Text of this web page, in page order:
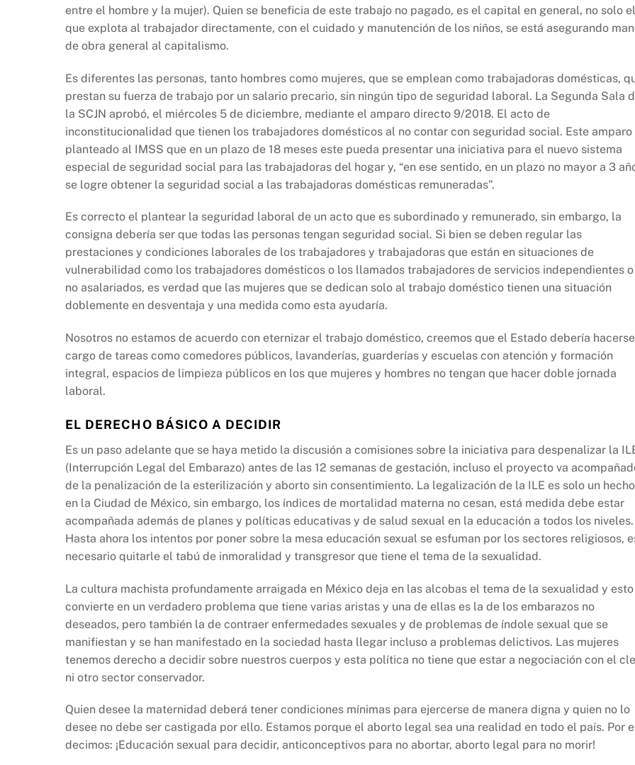
entre el hombre y la mujer). Quien se beneficia de este trabajo no pagado, es el capital en general, no solo el
que explota al trabajador directamente, con el cuidado y manutención de los niños, se está asegurando
de obra general al capitalismo.
Es diferentes las personas, tanto hombres como mujeres, que se emplean como trabajadoras domésticas,
prestan su fuerza de trabajo por un salario precario, sin ningún tipo de seguridad laboral. La Segunda Sala
la SCJN aprobó, el miércoles 5 de diciembre, mediante el amparo directo 9/2018. El acto de
inconstitucionalidad que tienen los trabajadores domésticos al no contar con seguridad social. Este amparo
planteado al IMSS que en un plazo de 18 meses este pueda presentar una iniciativa para el nuevo sistema
especial de seguridad social para las trabajadoras del hogar y, “en ese sentido, en un plazo no mayor a 3
se logre obtener la seguridad social a las trabajadoras domésticas remuneradas”.
Es correcto el plantear la seguridad laboral de un acto que es subordinado y remunerado, sin embargo, la
consigna debería ser que todas las personas tengan seguridad social. Si bien se deben regular las
prestaciones y condiciones laborales de los trabajadores y trabajadoras que están en situaciones de
vulnerabilidad como los trabajadores domésticos o los llamados trabajadores de servicios independientes o
no asalariados, es verdad que las mujeres que se dedican solo al trabajo doméstico tienen una situación
doblemente en desventaja y una medida como esta ayudaría.
Nosotros no estamos de acuerdo con eternizar el trabajo doméstico, creemos que el Estado debería hacerse
cargo de tareas como comedores públicos, lavanderías, guarderías y escuelas con atención y formación
integral, espacios de limpieza públicos en los que mujeres y hombres no tengan que hacer doble jornada
laboral.
EL DERECHO BÁSICO A DECIDIR
Es un paso adelante que se haya metido la discusión a comisiones sobre la iniciativa para despenalizar la
(Interrupción Legal del Embarazo) antes de las 12 semanas de gestación, incluso el proyecto va
de la penalización de la esterilización y aborto sin consentimiento. La legalización de la ILE es solo un hecho
en la Ciudad de México, sin embargo, los índices de mortalidad materna no cesan, está medida debe estar
acompañada además de planes y políticas educativas y de salud sexual en la educación a todos los niveles.
Hasta ahora los intentos por poner sobre la mesa educación sexual se esfuman por los sectores religiosos,
necesario quitarle el tabú de inmoralidad y transgresor que tiene el tema de la sexualidad.
La cultura machista profundamente arraigada en México deja en las alcobas el tema de la sexualidad y
convierte en un verdadero problema que tiene varias aristas y una de ellas es la de los embarazos no
deseados, pero también la de contraer enfermedades sexuales y de problemas de índole sexual que se
manifiestan y se han manifestado en la sociedad hasta llegar incluso a problemas delictivos. Las mujeres
tenemos derecho a decidir sobre nuestros cuerpos y esta política no tiene que estar a negociación con el
ni otro sector conservador.
Quien desee la maternidad deberá tener condiciones mínimas para ejercerse de manera digna y quien no lo
desee no debe ser castigada por ello. Estamos porque el aborto legal sea una realidad en todo el país. Por
decimos: ¡Educación sexual para decidir, anticonceptivos para no abortar, aborto legal para no morir!